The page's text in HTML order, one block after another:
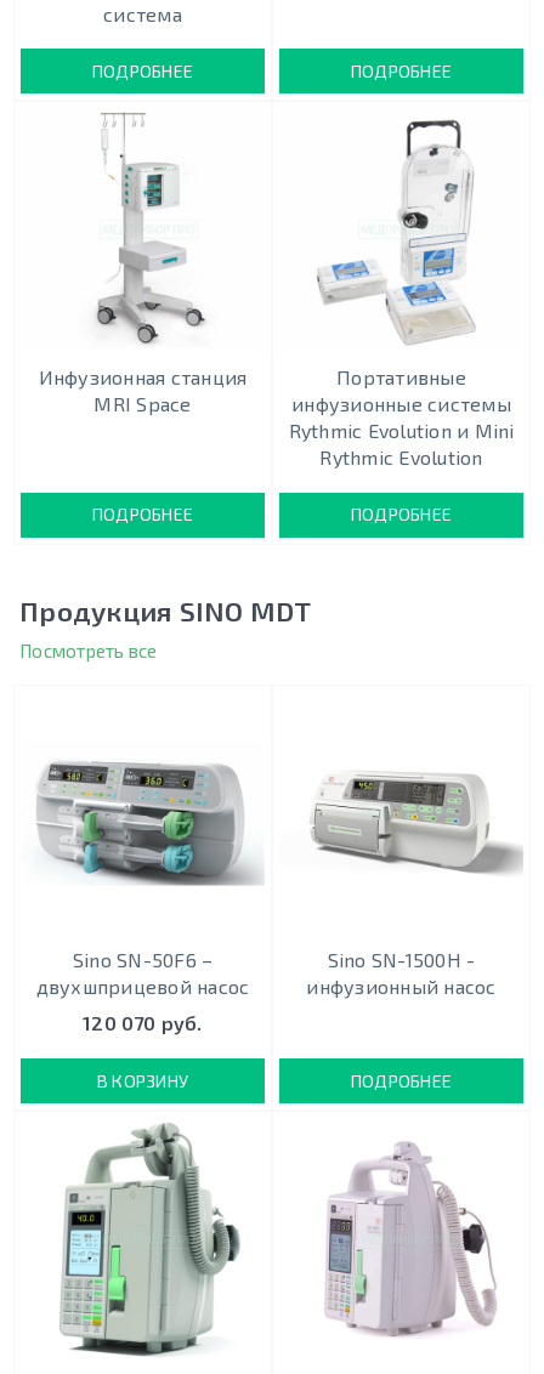
система
ПОДРОБНЕЕ ПОДРОБНЕЕ
Инфузионная станция
MRI Space
ПОДРОБНЕЕ
Портативные
инфузионные системы
Rythmic Evolution и Mini
Rythmic Evolution
ПОДРОБНЕЕ
Продукция SINO MDT
Посмотреть все
Sino SN-50F6 –
двухшприцевой насос
120 070 руб.
В КОРЗИНУ
Sino SN-1500H -
инфузионный насос
ПОДРОБНЕЕ